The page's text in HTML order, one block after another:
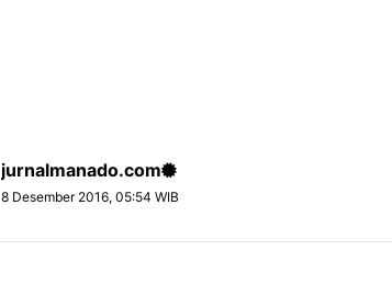
jurnalmanado.com
8 Desember 2016, 05:54 WIB